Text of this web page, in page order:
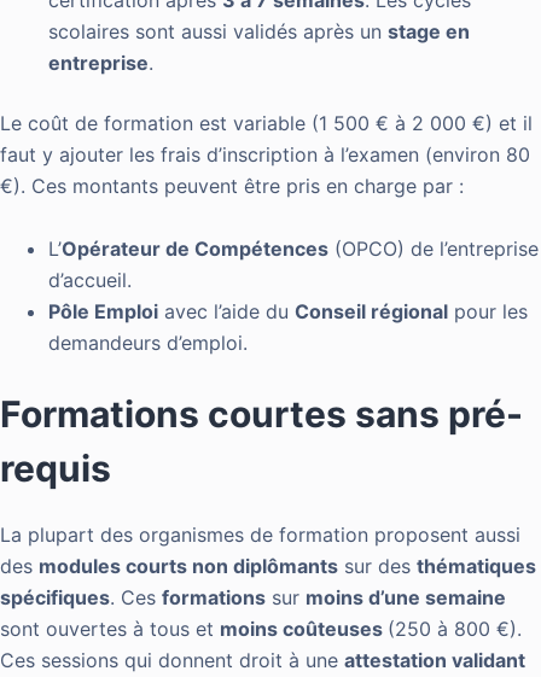
scolaires sont aussi validés après un stage en
entreprise.
Le coût de formation est variable (1 500 € à 2 000 €) et il
faut y ajouter les frais d’inscription à l’examen (environ 80
€). Ces montants peuvent être pris en charge par :
L’Opérateur de Compétences (OPCO) de l’entreprise
d’accueil.
Pôle Emploi avec l’aide du Conseil régional pour les
demandeurs d’emploi.
Formations courtes sans pré-
requis
La plupart des organismes de formation proposent aussi
des modules courts non diplômants sur des thématiques
spécifiques. Ces formations sur moins d’une semaine
sont ouvertes à tous et moins coûteuses (250 à 800 €).
Ces sessions qui donnent droit à une attestation validant